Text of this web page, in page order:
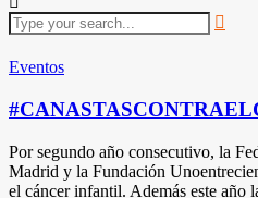
Eventos
Por segundo año consecutivo, la
Madrid y la Fundación
el cáncer infantil. Además este año